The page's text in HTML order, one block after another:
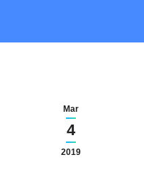
Mar
4
2019